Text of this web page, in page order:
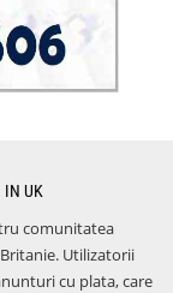
IN UK
comunitatea
Utilizatorii
cu plata, care